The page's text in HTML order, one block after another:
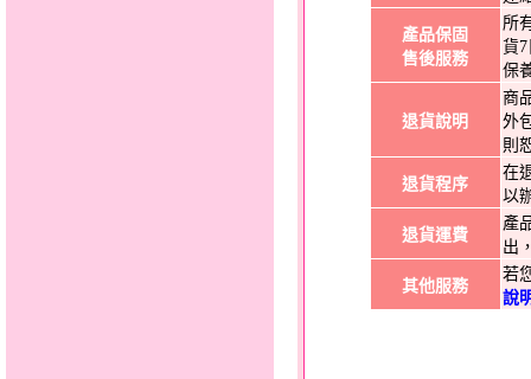
產品保固
售後服務
所
貨
保
退貨說明
商
外
則
退貨程序
在
以
退貨運費
產
出
其他服務
若
說